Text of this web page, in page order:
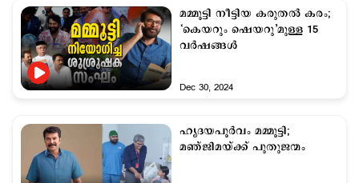
മമ്മൂട്ടി നീട്ടിയ കരുതല്‍ കരം;
‘കെയറും ഷെയറു’മുള്ള 15
വര്‍ഷങ്ങള്‍
Dec 30, 2024
ഹൃദയപൂര്‍വം മമ്മൂട്ടി;
മഞ്ജിമയ്ക്ക് പുതുജന്മം